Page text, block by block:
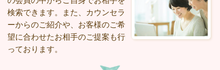
検索できます。また、カウンセラ
ーからのご紹介や、お客様のご希
望に合わせたお相手のご提案も行
っております。